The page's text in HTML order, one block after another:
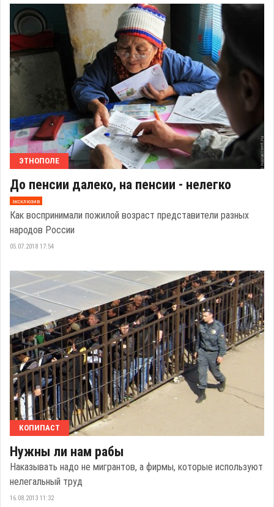
ЭТНОПОЛЕ
До пенсии далеко, на пенсии - нелегко
эксклюзив
Как воспринимали пожилой возраст представители разных
народов России
05.07.2018 17:54
КОПИПАСТ
Нужны ли нам рабы
Наказывать надо не мигрантов, а фирмы, которые используют
нелегальный труд
16.08.2013 11:32